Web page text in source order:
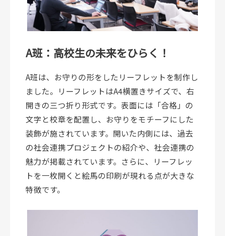
A班：高校生の未来をひらく！
A班は、お守りの形をしたリーフレットを制作し
ました。リーフレットはA4横置きサイズで、右
開きの三つ折り形式です。表面には「合格」の
文字と校章を配置し、お守りをモチーフにした
装飾が施されています。開いた内側には、過去
の社会連携プロジェクトの紹介や、社会連携の
魅力が掲載されています。さらに、リーフレッ
トを一枚開くと絵馬の印刷が現れる点が大きな
特徴です。